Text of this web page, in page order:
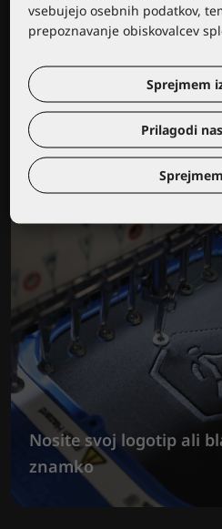
Izobraževalni center
Nosite svoj logotip ali
znamko
vsebujejo osebnih podatkov,
prepoznavanje obiskovalcev
Sprejmem
Prilagodi